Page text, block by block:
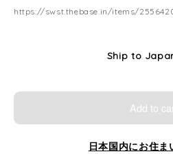
https://swst.thebase.in/items/
Ship to
Add to
日本国内にお住ま